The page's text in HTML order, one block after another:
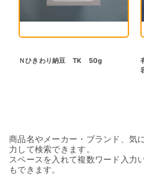
Ｎひきわり納豆 TK 50g
商品名やメーカー・ブランド、気
力して検索できます。
スペースを入れて複数ワード入力
もできます。